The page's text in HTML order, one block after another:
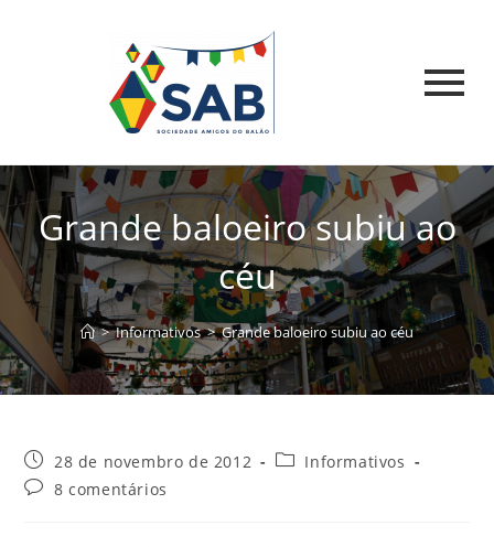
Grande baloeiro subiu ao
céu
> Informativos > Grande baloeiro subiu ao céu
28 de novembro de 2012
Informativos
8 comentários